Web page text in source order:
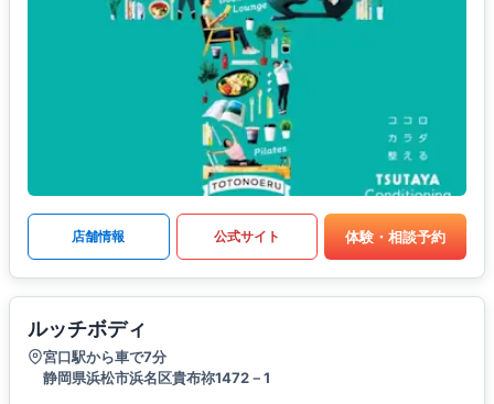
店舗情報 公式サイト 体験・相談予約
ルッチボディ
宮口駅から車で7分
静岡県浜松市浜名区貴布祢1472－1